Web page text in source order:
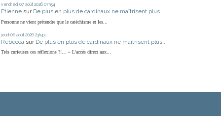
vendredi 07 août 2026 07h54
Etienne sur De plus en plus de cardinaux ne maîtrisent plus...
Personne ne vient prétendre que le catéchisme et les...
jeudi 06 août 2026 23h43
Rébécca sur De plus en plus de cardinaux ne maîtrisent plus...
Très curieuses ces réflexions ?!… « L'accès direct aux...